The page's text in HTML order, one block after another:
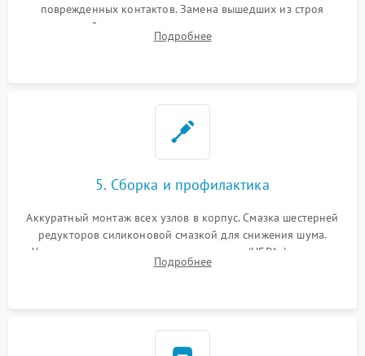
поврежденных контактов. Замена вышедших из строя
двигателей, изношенного аккумулятора, неисправного
лидара или помпы подачи воды. Восстановление шлейфов и
Подробнее
5. Сборка и профилактика
Аккуратный монтаж всех узлов в корпус. Смазка шестерней
редукторов силиконовой смазкой для снижения шума.
Установка новых расходных материалов (HEPA-фильтров,
микрофибры, щеток). Надежная фиксация разъемов и
Подробнее